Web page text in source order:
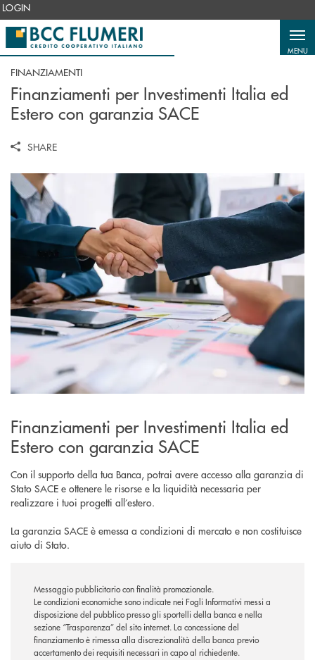
Salta al contenuto principale
LOGIN
MENU
FINANZIAMENTI
Finanziamenti per Investimenti Italia ed
Estero con garanzia SACE
SHARE
Finanziamenti per Investimenti Italia ed
Estero con garanzia SACE
Con il supporto della tua Banca, potrai avere accesso alla garanzia di
Stato SACE e ottenere le risorse e la liquidità necessaria per
realizzare i tuoi progetti all’estero.
La garanzia SACE è emessa a condizioni di mercato e non costituisce
aiuto di Stato.
Messaggio pubblicitario con finalità promozionale.
Le condizioni economiche sono indicate nei Fogli Informativi messi a
disposizione del pubblico presso gli sportelli della banca e nella
sezione “Trasparenza” del sito internet.La concessione del
finanziamento è rimessa alla discrezionalità della banca previo
accertamento dei requisiti necessari in capo al richiedente.